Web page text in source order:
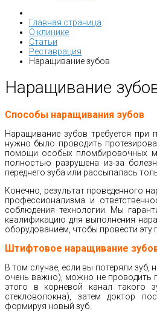
Главная страница
О клинике
Статьи
Реставрация
Наращивание зубов
Наращивание
Способы наращивания зубов
Наращивание зубов требуется при
нужно было проводить
помощи особых пломбировочных
полностью разрушена из-за
переднего зуба или рассыпалась
Конечно, результат проведенного
профессионализма и
соблюдения технологии. Мы
квалификацию для выполнения
оборудованием, чтобы провести эту
Штифтовое наращивание
В том случае, если вы потеряли зуб,
очень важно), можно не проводить
этого в корневой канал такого
стекловолокна), затем доктор
формируя новый зуб.